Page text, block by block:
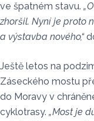
ve špatném stavu.
zhoršil. Nyní je proto
a výstavba nového,“
Ještě letos na
Záseckého mostu
do Moravy v
cyklotrasy. „Most je